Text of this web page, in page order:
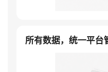
所有数据，统一平台